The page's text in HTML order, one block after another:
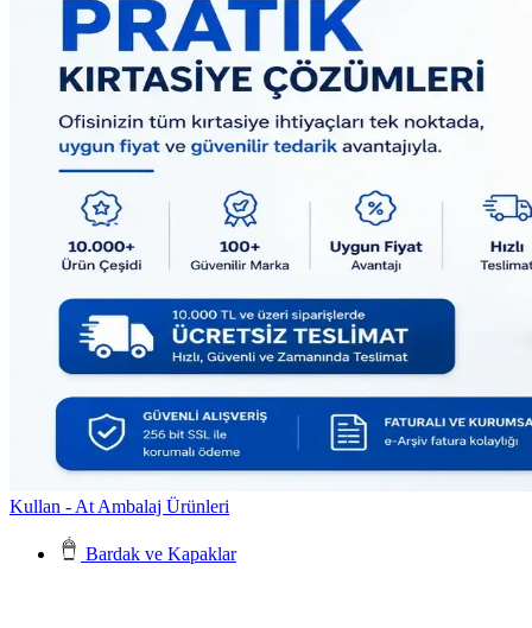
Kullan - At Ambalaj Ürünleri
Bardak ve Kapaklar